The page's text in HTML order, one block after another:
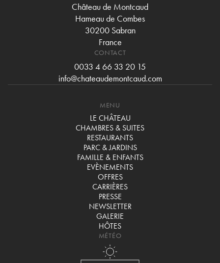
Château de Montcaud
Hameau de Combes
30200 Sabran
France
CONTACT
0033 4 66 33 20 15
info@chateaudemontcaud.com
MENU
LE CHÂTEAU
CHAMBRES & SUITES
RESTAURANTS
PARC & JARDINS
FAMILLE & ENFANTS
EVÈNEMENTS
OFFRES
CARRIÈRES
PRESSE
NEWSLETTER
GALERIE
HÔTES
MÉTÉO